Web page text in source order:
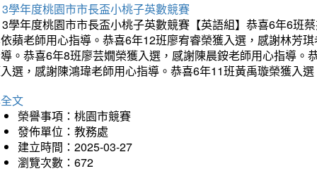
學年度桃園市市長盃小桃子英數競賽
學年度桃園市市長盃小桃子英數競賽【英語組】恭喜6年6班
蘋老師用心指導。恭喜6年12班廖宥睿榮獲入選，感謝林芳
。恭喜6年8班廖芸嫺榮獲入選，感謝陳晨銨老師用心指導
選，感謝陳鴻瑋老師用心指導。恭喜6年11班黃禹璇榮獲入
文
榮譽事項：桃園市競賽
發佈單位：教務處
建立時間：2025-03-27
瀏覽次數：672